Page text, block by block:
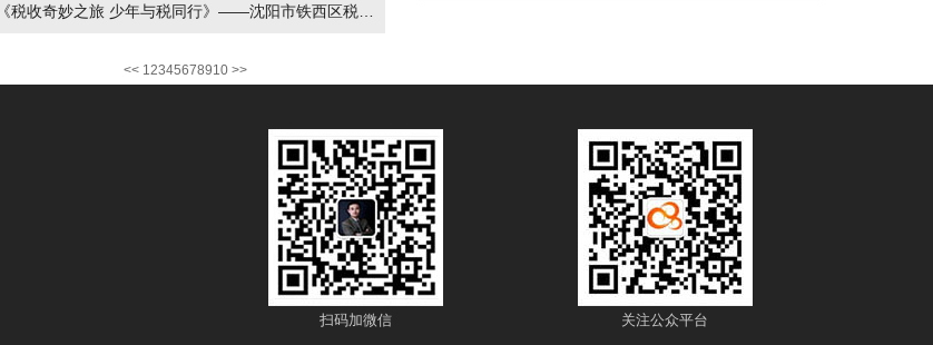
《税收奇妙之旅 少年与税同行》——沈阳市铁西区税务局“税官讲税法”宣传进校园
<< 12345678910 >>
扫码加微信
关注公众平台